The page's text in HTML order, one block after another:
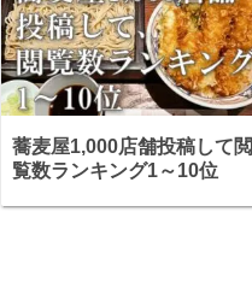
蕎麦屋1,000店舗投稿して閲
覧数ランキング1～10位